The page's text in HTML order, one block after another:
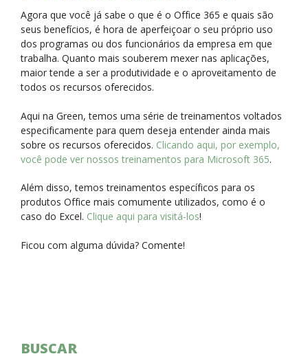
Agora que você já sabe o que é o Office 365 e quais são
seus benefícios, é hora de aperfeiçoar o seu próprio uso
dos programas ou dos funcionários da empresa em que
trabalha. Quanto mais souberem mexer nas aplicações,
maior tende a ser a produtividade e o aproveitamento de
todos os recursos oferecidos.
Aqui na Green, temos uma série de treinamentos voltados
especificamente para quem deseja entender ainda mais
sobre os recursos oferecidos. Clicando aqui, por exemplo,
você pode ver nossos treinamentos para Microsoft 365.
Além disso, temos treinamentos específicos para os
produtos Office mais comumente utilizados, como é o
caso do Excel. Clique aqui para visitá-los!
Ficou com alguma dúvida? Comente!
BUSCAR